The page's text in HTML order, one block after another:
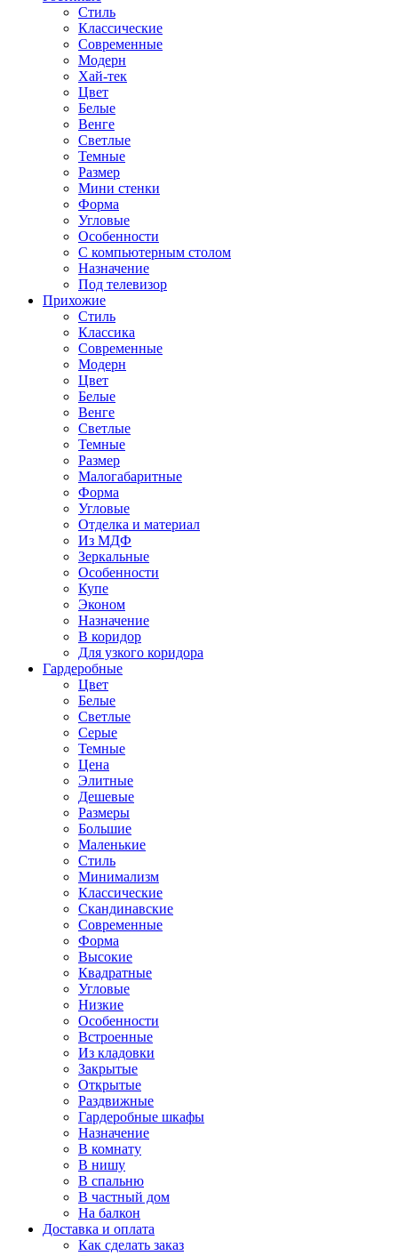
Стиль
Классические
Современные
Модерн
Хай-тек
Цвет
Белые
Венге
Светлые
Темные
Размер
Мини стенки
Форма
Угловые
Особенности
С компьютерным столом
Назначение
Под телевизор
Прихожие
Стиль
Классика
Современные
Модерн
Цвет
Белые
Венге
Светлые
Темные
Размер
Малогабаритные
Форма
Угловые
Отделка и материал
Из МДФ
Зеркальные
Особенности
Купе
Эконом
Назначение
В коридор
Для узкого коридора
Гардеробные
Цвет
Белые
Светлые
Серые
Темные
Цена
Элитные
Дешевые
Размеры
Большие
Маленькие
Стиль
Минимализм
Классические
Скандинавские
Современные
Форма
Высокие
Квадратные
Угловые
Низкие
Особенности
Встроенные
Из кладовки
Закрытые
Открытые
Раздвижные
Гардеробные шкафы
Назначение
В комнату
В нишу
В спальню
В частный дом
На балкон
Доставка и оплата
Как сделать заказ